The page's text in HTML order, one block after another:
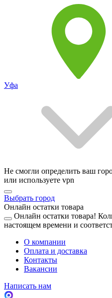
Уфа
Не смогли определить ваш
или используете vpn
Выбрать город
Онлайн остатки товара
Онлайн остатки товара!
настоящем времени и
О компании
Оплата и доставка
Контакты
Вакансии
Написать нам